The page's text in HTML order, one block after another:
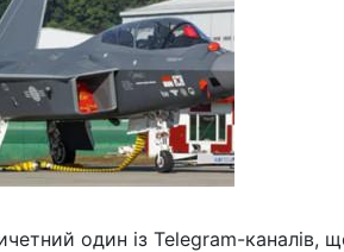
один із Telegram-каналів,